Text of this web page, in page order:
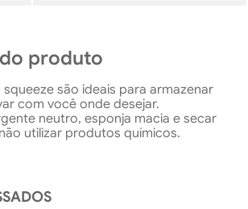
produto
são ideais para armazenar
com você onde desejar.
neutro, esponja macia e secar
utilizar produtos químicos.